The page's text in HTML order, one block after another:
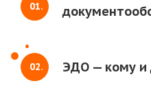
01.
02. ЭДО — кому и